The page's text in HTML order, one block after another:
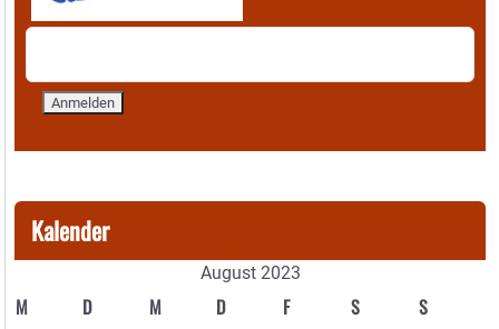
Kalender
August 2023
M D M D F S S